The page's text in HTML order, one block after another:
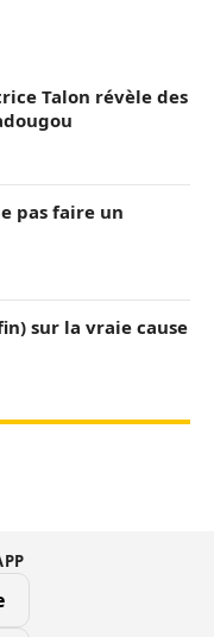
Talon révèle des
pas faire un
sur la vraie cause